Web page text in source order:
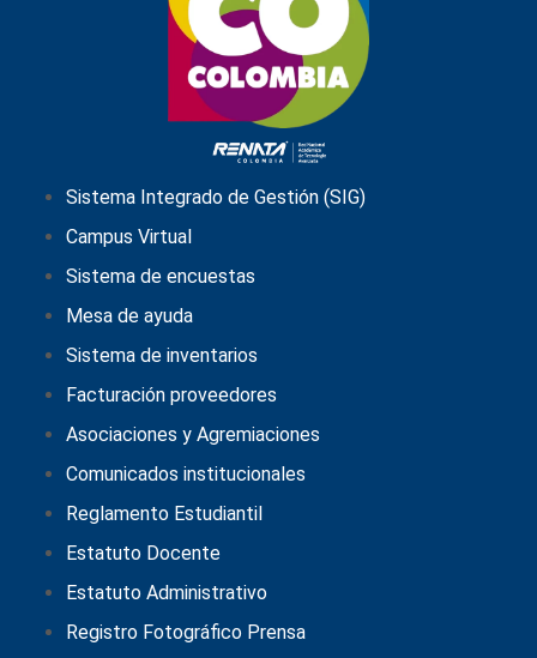
Sistema Integrado de Gestión (SIG)
Campus Virtual
Sistema de encuestas
Mesa de ayuda
Sistema de inventarios
Facturación proveedores
Asociaciones y Agremiaciones
Comunicados institucionales
Reglamento Estudiantil
Estatuto Docente
Estatuto Administrativo
Registro Fotográfico Prensa